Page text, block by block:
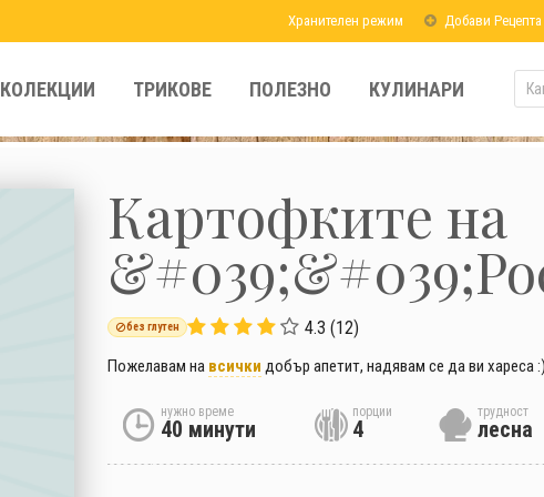
Хранителен режим Добави Рецепта
КОЛЕКЦИИ ТРИКОВЕ ПОЛЕЗНО КУЛИНАРИ
Картофките на
без глутен 4.3 (12)
Пожелавам на всички добър апетит, надявам се да ви хареса
нужно време
40 минути
порции
4
трудност
лесна